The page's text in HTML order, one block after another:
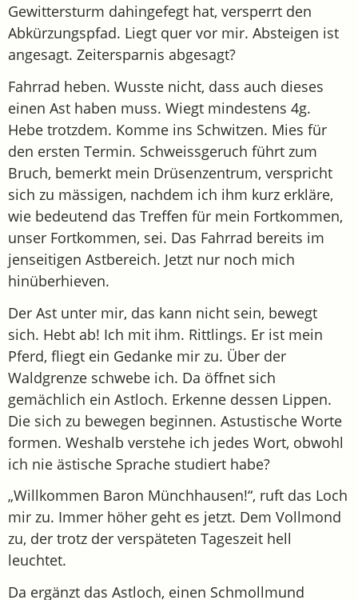
Gewittersturm dahingefegt hat, versperrt den
Abkürzungspfad. Liegt quer vor mir. Absteigen ist
angesagt. Zeitersparnis abgesagt?
Fahrrad heben. Wusste nicht, dass auch dieses
einen Ast haben muss. Wiegt mindestens 4g.
Hebe trotzdem. Komme ins Schwitzen. Mies für
den ersten Termin. Schweissgeruch führt zum
Bruch, bemerkt mein Drüsenzentrum, verspricht
sich zu mässigen, nachdem ich ihm kurz erkläre,
wie bedeutend das Treffen für mein Fortkommen,
unser Fortkommen, sei. Das Fahrrad bereits im
jenseitigen Astbereich. Jetzt nur noch mich
hinüberhieven.
Der Ast unter mir, das kann nicht sein, bewegt
sich. Hebt ab! Ich mit ihm. Rittlings. Er ist mein
Pferd, fliegt ein Gedanke mir zu. Über der
Waldgrenze schwebe ich. Da öffnet sich
gemächlich ein Astloch. Erkenne dessen Lippen.
Die sich zu bewegen beginnen. Astustische Worte
formen. Weshalb verstehe ich jedes Wort, obwohl
ich nie ästische Sprache studiert habe?
„Willkommen Baron Münchhausen!“, ruft das Loch
mir zu. Immer höher geht es jetzt. Dem Vollmond
zu, der trotz der verspäteten Tageszeit hell
leuchtet.
Da ergänzt das Astloch, einen Schmollmund